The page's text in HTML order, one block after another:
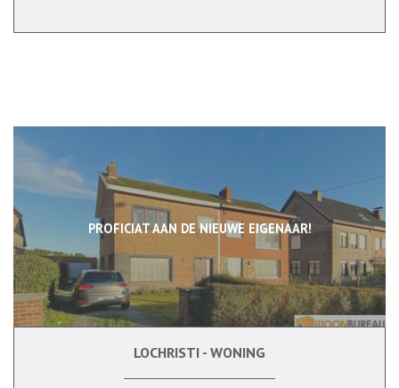
PROFICIAT AAN DE NIEUWE EIGENAAR!
153 m² 2
LOCHRISTI - WONING